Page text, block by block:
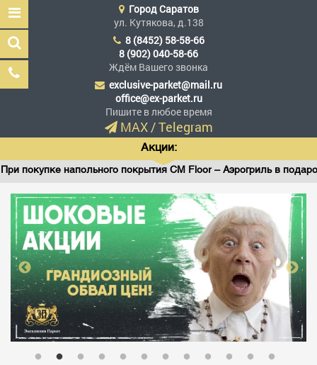
Эксклюзив Паркет
Мы сделали эксклюзив
доступным
ГЛАВНАЯ
АССОРТИМЕНТ
В НАЛИЧИИ
ГородСаратов
ул. Кутякова, д.138
8 (8452) 58-58-66
8 (902) 040-58-66
Ждём Вашего звонка
exclusive-parket@mail.ru
office@ex-parket.ru
Пишите в любое время
MAX/Telegram
Акции:
напольного покрытия CM Floor – Аэрогриль в подарок!